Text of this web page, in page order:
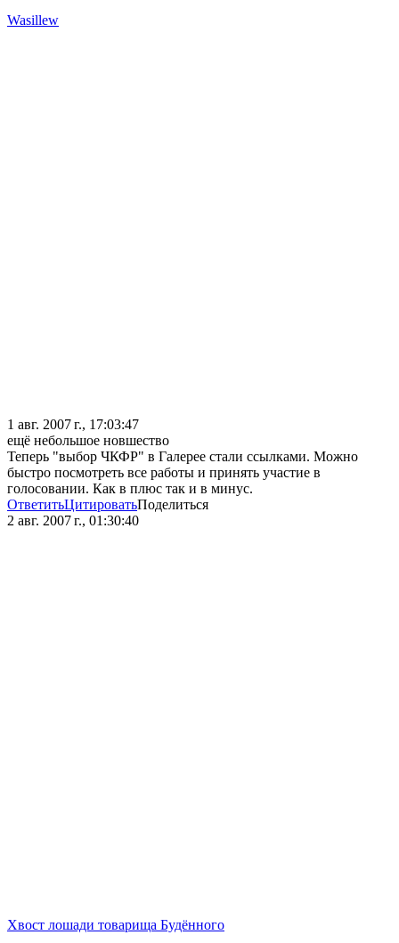
Wasillew
1 авг. 2007 г., 17:03:47
ещё небольшое новшество
Теперь "выбор ЧКФР" в Галерее стали ссылками. Можно
быстро посмотреть все работы и принять участие в
голосовании. Как в плюс так и в минус.
ОтветитьЦитироватьПоделиться
2 авг. 2007 г., 01:30:40
Хвост лошади товарища Будённого